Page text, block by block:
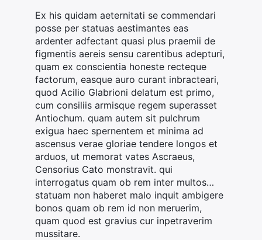
Ex his quidam aeternitati se commendari
posse per statuas aestimantes eas
ardenter adfectant quasi plus praemii de
figmentis aereis sensu carentibus adepturi,
quam ex conscientia honeste recteque
factorum, easque auro curant inbracteari,
quod Acilio Glabrioni delatum est primo,
cum consiliis armisque regem superasset
Antiochum. quam autem sit pulchrum
exigua haec spernentem et minima ad
ascensus verae gloriae tendere longos et
arduos, ut memorat vates Ascraeus,
Censorius Cato monstravit. qui
interrogatus quam ob rem inter multos…
statuam non haberet malo inquit ambigere
bonos quam ob rem id non meruerim,
quam quod est gravius cur inpetraverim
mussitare.